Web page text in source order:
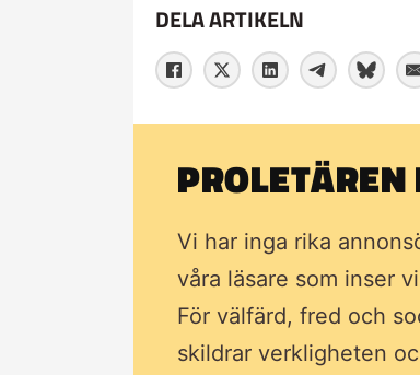
DELA ARTIKELN
Vi har inga rika
våra läsare som inser
För välfärd, fred och
skildrar verkligheten